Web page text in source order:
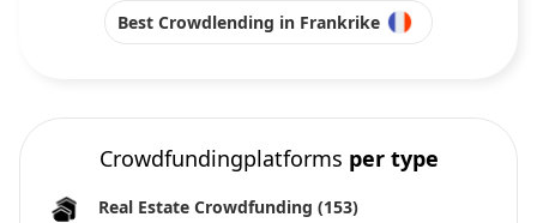
Best Crowdlending in Frankrike
Crowdfundingplatforms per type
Real Estate Crowdfunding (153)